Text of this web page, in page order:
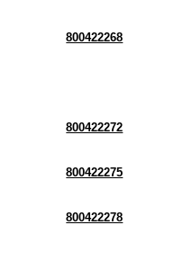
800422268
800422272
800422275
800422278